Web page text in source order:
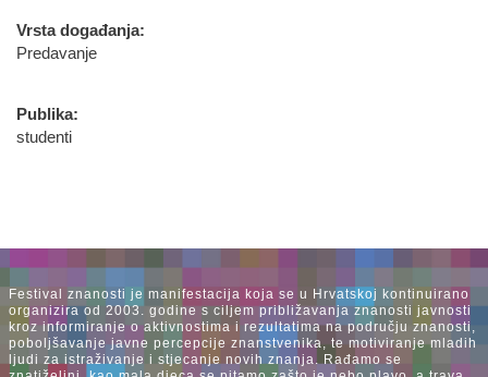
Vrsta događanja:
Predavanje
Publika:
studenti
Festival znanosti je manifestacija koja se u Hrvatskoj kontinuirano
organizira od 2003. godine s ciljem približavanja znanosti javnosti
kroz informiranje o aktivnostima i rezultatima na području znanosti,
poboljšavanje javne percepcije znanstvenika, te motiviranje mladih
ljudi za istraživanje i stjecanje novih znanja. Rađamo se